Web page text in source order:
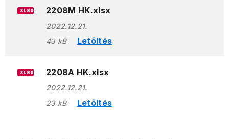
XLSX 2208M HK.xlsx
2022.12.21.
43 kB
Letöltés
XLSX 2208A HK.xlsx
2022.12.21.
23 kB
Letöltés